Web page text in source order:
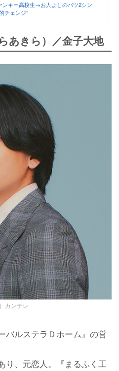
ンキー高校生→お人よしのバツ2シン
チェンジ”
あきら）／金子大地
）カンテレ
バルステラＤホーム』の営
り、元恋人。『まるふく工